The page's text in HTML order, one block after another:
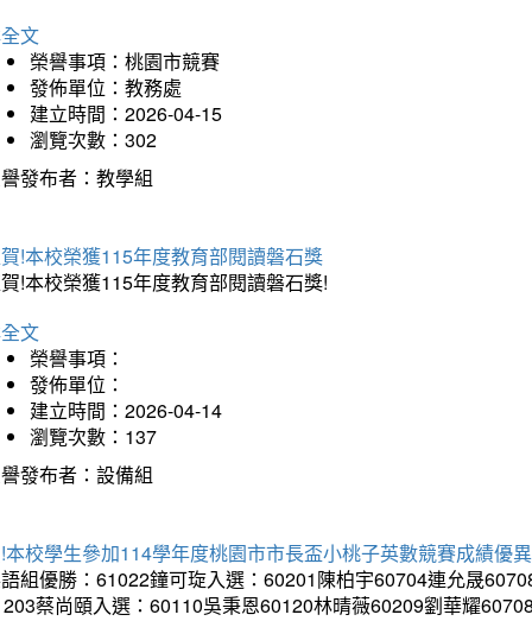
文
榮譽事項：桃園市競賽
發佈單位：教務處
建立時間：2026-04-15
瀏覽次數：302
發布者：教學組
!本校榮獲115年度教育部閱讀磐石獎
!本校榮獲115年度教育部閱讀磐石獎!
文
榮譽事項：
發佈單位：
建立時間：2026-04-14
瀏覽次數：137
發布者：設備組
本校學生參加114學年度桃園市市長盃小桃子英數競賽成績優
組優勝：61022鐘可琁入選：60201陳柏宇60704連允晟
蔡尚頤入選：60110吳秉恩60120林晴薇60209劉華耀